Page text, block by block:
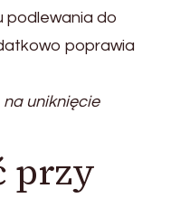
podlewania do
poprawia
na uniknięcie
przy